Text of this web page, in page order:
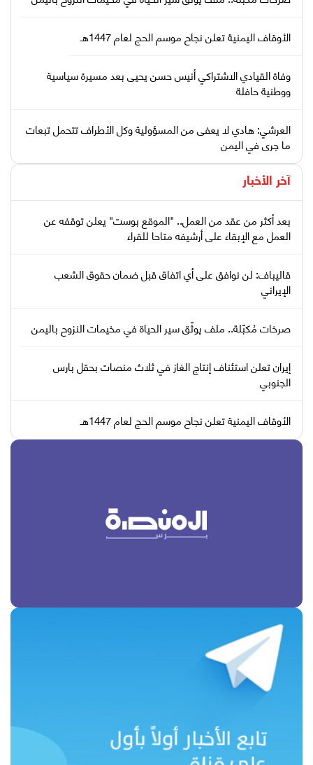
الأوقاف اليمنية تعلن نجاح موسم الحج لعام 1447هـ
وفاة القيادي الاشتراكي أنيس حسن يحيى بعد مسيرة سياسية
ووطنية حافلة
العرشي: هادي لا يعفى من المسؤولية وكل الأطراف تتحمل تبعات
ما جرى في اليمن
آخر الأخبار
بعد أكثر من عقد من العمل.. "الموقع بوست" يعلن توقفه عن
العمل مع الإبقاء على أرشيفه متاحا للقراء
قاليباف: لن نوافق على أي اتفاق قبل ضمان حقوق الشعب
الإيراني
صرخات مُكبّلة.. ملف يوثّق سير الحياة في مخيمات النزوح باليمن
إيران تعلن استئناف إنتاج الغاز في ثلاث منصات بحقل بارس
الجنوبي
الأوقاف اليمنية تعلن نجاح موسم الحج لعام 1447هـ